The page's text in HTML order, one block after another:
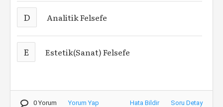
D Analitik Felsefe
E Estetik(Sanat) Felsefe
0 Yorum Yorum Yap Hata Bildir Soru Detay